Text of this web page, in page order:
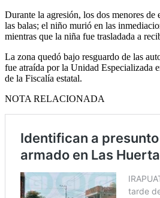
Durante la agresión, los dos menores de
las balas; el niño murió en las
mientras que la niña fue trasladada a
La zona quedó bajo resguardo de las
fue atraída por la Unidad Especializada
de la Fiscalía estatal.
NOTA RELACIONADA